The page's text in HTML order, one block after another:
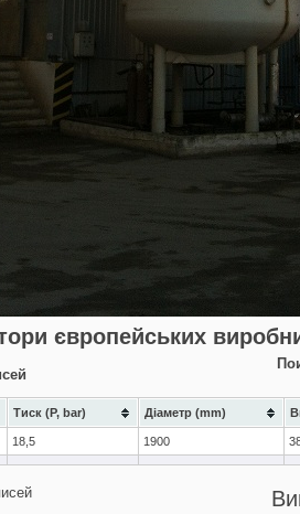
європейських
Тиск (P, bar) Діаметр (mm)
18,5 1900